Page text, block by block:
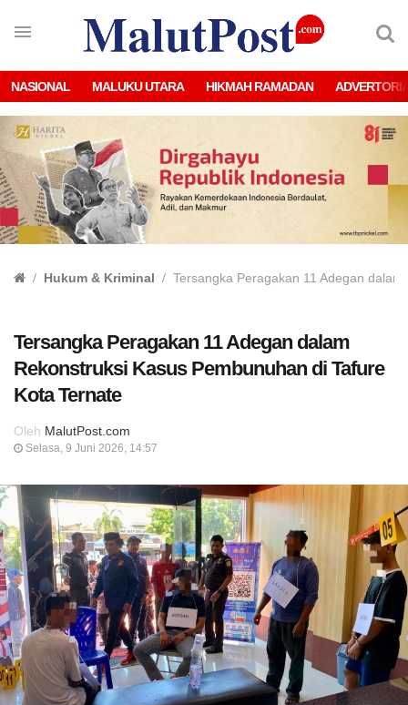
NASIONAL MALUKU UTARA HIKMAH RAMADAN
Hukum & Kriminal Tersangka Peragakan 11 Adegan
Tersangka Peragakan 11 Adegan dalam
Rekonstruksi Kasus Pembunuhan di Tafure
Kota Ternate
Oleh MalutPost.com
Selasa, 9 Juni 2026, 14:57